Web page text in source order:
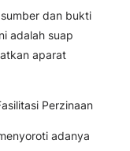
dan bukti
adalah suap
aparat
Perzinaan
adanya